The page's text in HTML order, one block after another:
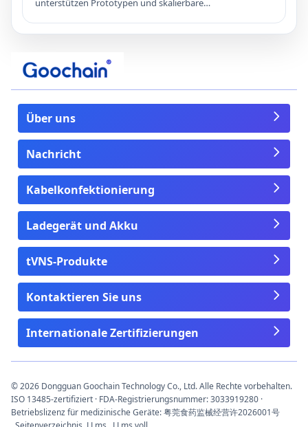
unterstützen Prototypen und skalierbare
Über uns
Nachricht
Kabelkonfektionierung
Ladegerät und Akku
tVNS-Produkte
Kontaktieren Sie uns
Internationale Zertifizierungen
© 2026 Dongguan Goochain Technology Co., Ltd. Alle Rechte vorbehalten.
ISO 13485-zertifiziert · FDA-Registrierungsnummer: 3033919280 ·
Betriebslizenz für medizinische Geräte: 粤莞食药监械经营许2026001号